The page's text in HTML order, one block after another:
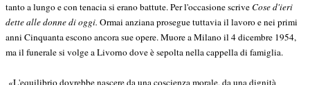
tanto a lungo e con tenacia si erano battute. Per l'occasione scrive Cose d'ieri
dette alle donne di oggi. Ormai anziana prosegue tuttavia il lavoro e nei primi
anni Cinquanta escono ancora sue opere. Muore a Milano il 4 dicembre 1954,
ma il funerale si volge a Livorno dove è sepolta nella cappella di famiglia.
«L'equilibrio dovrebbe nascere da una coscienza morale, da una dignità